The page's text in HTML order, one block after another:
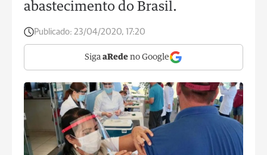
abastecimento do Brasil.
Publicado: 23/04/2020, 17:20
Siga aRede no Google